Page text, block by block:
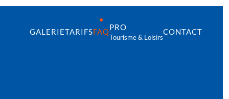
GALERIETARIFSFAQ
PRO
Tourisme & Loisirs
CONTACT